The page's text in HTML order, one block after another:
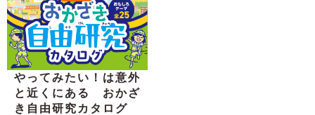
やってみたい！は意外
と近くにある おかざ
き自由研究カタログ